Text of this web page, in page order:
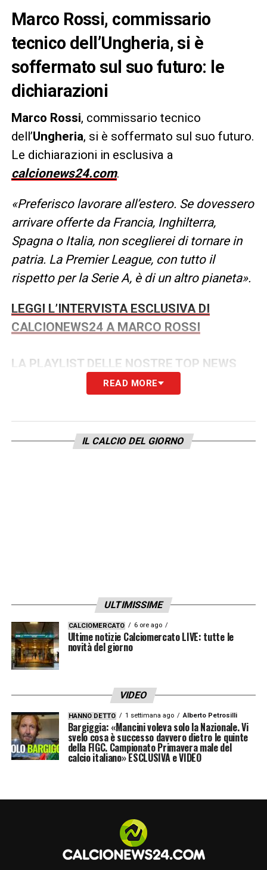
Marco Rossi, commissario
tecnico dell’Ungheria, si è
soffermato sul suo futuro: le
dichiarazioni
Marco Rossi, commissario tecnico
dell’Ungheria, si è soffermato sul suo futuro.
Le dichiarazioni in esclusiva a
calcionews24.com.
«Preferisco lavorare all’estero. Se dovessero
arrivare offerte da Francia, Inghilterra,
Spagna o Italia, non sceglierei di tornare in
patria. La Premier League, con tutto il
rispetto per la Serie A, è di un altro pianeta».
LEGGI L’INTERVISTA ESCLUSIVA DI
CALCIONEWS24 A MARCO ROSSI
LA PLAYLIST DELLE NOSTRE TOP NEWS
READ MORE
IL CALCIO DEL GIORNO
ULTIMISSIME
CALCIOMERCATO 6 ore ago
Ultime notizie Calciomercato LIVE: tutte le
novità del giorno
VIDEO
HANNO DETTO 1 settimana ago Alberto Petrosilli
Bargiggia: «Mancini voleva solo la Nazionale. Vi
svelo cosa è successo davvero dietro le quinte
della FIGC. Campionato Primavera male del
calcio italiano» ESCLUSIVA e VIDEO